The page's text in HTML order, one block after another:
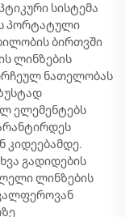
სისტემა
პორტატული
ბირთვში
ლინზების
ნათელობას
ელემენტებს
კიდეებამდე.
გადიდების
ლინზების